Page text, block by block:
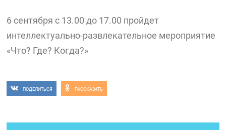
6 сентября с 13.00 до 17.00 пройдет
интеллектуально-развлекательное мероприятие
«Что? Где? Когда?»
ПОДЕЛИТЬСЯ РАССКАЗАТЬ